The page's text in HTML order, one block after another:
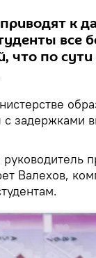
к
все
что по сути
задержками
руководитель
Валехов,